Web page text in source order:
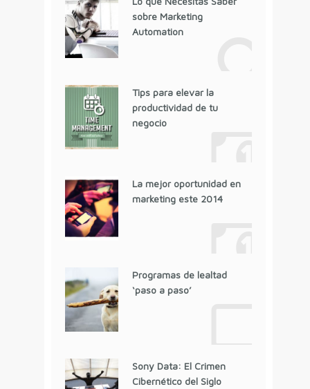
sobre Marketing
Automation
Tips para elevar la
productividad de tu
negocio
La mejor oportunidad en
marketing este 2014
Programas de lealtad
‘paso a paso’
Sony Data: El Crimen
Cibernético del Siglo